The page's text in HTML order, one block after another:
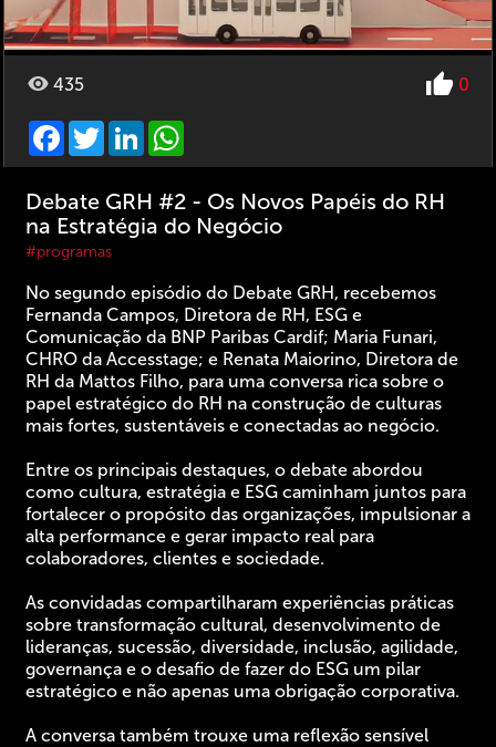
435 0
Facebook
TwitterLinkedIn
Debate GRH #2 - Os Novos Papéis do RH
na Estratégia do Negócio
#programas
No segundo episódio do Debate GRH, recebemos
Fernanda Campos, Diretora de RH, ESG e
Comunicação da BNP Paribas Cardif; Maria Funari,
CHRO da Accesstage; e Renata Maiorino, Diretora de
RH da Mattos Filho, para uma conversa rica sobre o
papel estratégico do RH na construção de culturas
mais fortes, sustentáveis e conectadas ao negócio.
Entre os principais destaques, o debate abordou
como cultura, estratégia e ESG caminham juntos para
fortalecer o propósito das organizações, impulsionar a
alta performance e gerar impacto real para
colaboradores, clientes e sociedade.
As convidadas compartilharam experiências práticas
sobre transformação cultural, desenvolvimento de
lideranças, sucessão, diversidade, inclusão, agilidade,
governança e o desafio de fazer do ESG um pilar
estratégico e não apenas uma obrigação corporativa.
A conversa também trouxe uma reflexão sensível